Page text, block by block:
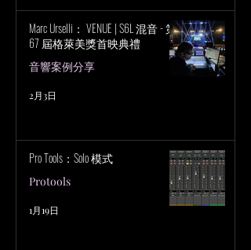
Marc Urselli： VENUE | S6L 混音 - 第
67 屆格萊美獎首映典禮
音響案例分享
2月3日
Pro Tools：Solo 模式
Protools
1月19日